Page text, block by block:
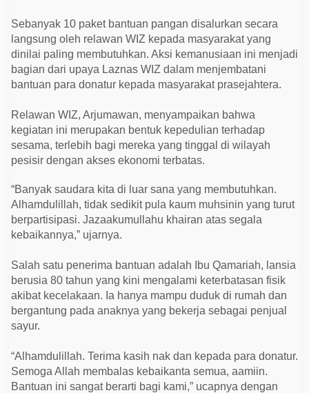
P
n
g
n
d
i
g
a
K
e
l
r
h
a
K
a
k
a
Sebanyak 10 paket bantuan pangan disalurkan secara
langsung oleh relawan WIZ kepada masyarakat yang
dinilai paling membutuhkan. Aksi kemanusiaan ini menjadi
bagian dari upaya Laznas WIZ dalam menjembatani
bantuan para donatur kepada masyarakat prasejahtera.
Relawan WIZ, Arjumawan, menyampaikan bahwa
kegiatan ini merupakan bentuk kepedulian terhadap
sesama, terlebih bagi mereka yang tinggal di wilayah
pesisir dengan akses ekonomi terbatas.
“Banyak saudara kita di luar sana yang membutuhkan.
Alhamdulillah, tidak sedikit pula kaum muhsinin yang turut
berpartisipasi. Jazaakumullahu khairan atas segala
kebaikannya,” ujarnya.
Salah satu penerima bantuan adalah Ibu Qamariah, lansia
berusia 80 tahun yang kini mengalami keterbatasan fisik
akibat kecelakaan. Ia hanya mampu duduk di rumah dan
bergantung pada anaknya yang bekerja sebagai penjual
sayur.
“Alhamdulillah. Terima kasih nak dan kepada para donatur.
Semoga Allah membalas kebaikanta semua, aamiin.
Bantuan ini sangat berarti bagi kami,” ucapnya dengan